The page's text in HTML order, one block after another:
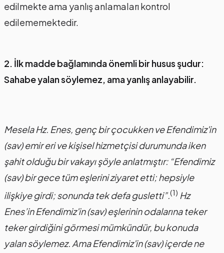
edilmekte ama yanlış anlamaları kontrol
edilememektedir.
2. İlk madde bağlamında önemli bir husus şudur:
Sahabe yalan söylemez, ama yanlış anlayabilir.
Mesela Hz. Enes, genç bir çocukken ve Efendimiz'in
(sav) emir eri ve kişisel hizmetçisi durumunda iken
şahit olduğu bir vakayı şöyle anlatmıştır: “Efendimiz
(sav) bir gece tüm eşlerini ziyaret etti; hepsiyle
ilişkiye girdi; sonunda tek defa gusletti”.(1) Hz
Enes’in Efendimiz'in (sav) eşlerinin odalarına teker
teker girdiğini görmesi mümkündür, bu konuda
yalan söylemez. Ama Efendimiz'in (sav) içerde ne